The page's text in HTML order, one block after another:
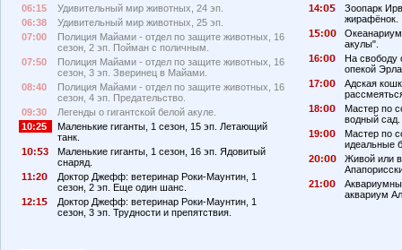
06:15
Удивительный мир животных, 24 эп.
06:38
Удивительный мир животных, 25 эп.
07:00
Полиция Майами - отдел по защите животных, 16
сезон, 2 эп. Пойман с поличным.
07:50
Полиция Майами - отдел по защите животных, 16
сезон, 3 эп. Зверинец в Майами.
08:40
Полиция Майами - отдел по защите животных, 16
сезон, 4 эп. Предательство.
09:30
Легенды о гигантской белой акуле.
10:25
Маленькие гиганты, 1 сезон, 15 эп. Летающий
танк.
1
: 3
Маленькие гиганты, 1 сезон, 16 эп. Ядовитый
снаряд.
11:2
Доктор Джефф: ветеринар Роки-Маунтин, 1
сезон, 2 эп. Еще один шанс.
12:1
Доктор Джефф: ветеринар Роки-Маунтин, 1
сезон, 3 эп. Трудности и препятствия.
14:
Зоопарк
жирафёнок.
1
:
акулы".
16:
На свободу
опекой
17:
Адская
18:
Мастер по
водный сад.
19:
Мастер по
идеальные
2
:
Живой или
21:
аквариум